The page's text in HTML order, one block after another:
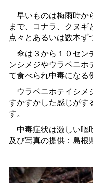
早いものは梅雨時か
まで、コナラ、クヌギ
点々とあるいは数本ず
傘は３から１０セン
ンシメジやウラベニホ
て食べられ中毒になる
ウラベニホテイシメ
すかすかした感じがす
す。
中毒症状は激しい嘔
及び写真の提供：島根